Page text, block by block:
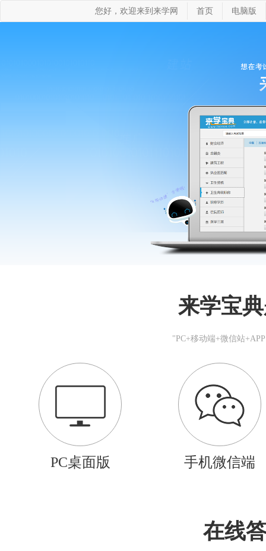
您好，欢迎来到来学网 首页 电脑版
来学宝
"PC+移动端+微信站
PC桌面版 手机微信端
在线